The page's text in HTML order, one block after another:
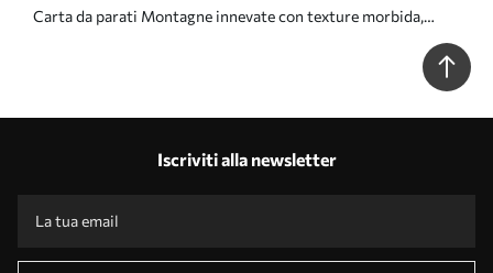
Carta da parati Montagne innevate con texture morbida,
effetto acquerello e una tavolozza di colori blu e bianco. nr.
Iscriviti alla newsletter